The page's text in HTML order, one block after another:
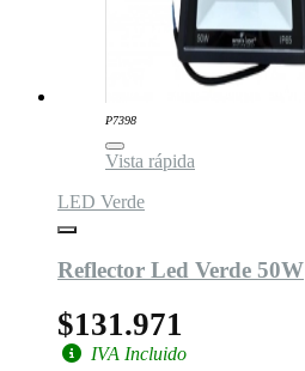
P7398
Vista rápida
LED Verde
Reflector Led Verde 50W
$131.971
IVA Incluido